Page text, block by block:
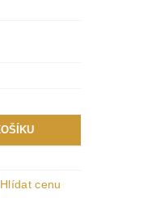
Hlídat cenu